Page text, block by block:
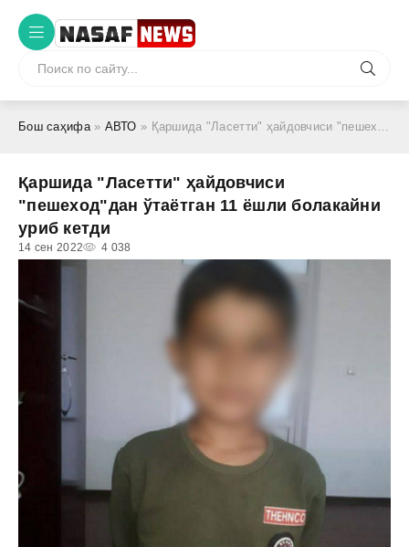
Бош саҳифа» АВТО » Қаршида "Ласетти" ҳайдовчиси "пешеход"дан ўтаётган 11 ёшли болакайни уриб кетди
Қаршида "Ласетти" ҳайдовчиси
"пешеход"дан ўтаётган 11 ёшли болакайни
уриб кетди
14 сен 2022 4 038